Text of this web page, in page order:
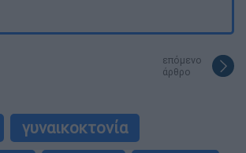
επόμενο
άρθρο
γυναικοκτονία